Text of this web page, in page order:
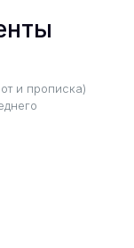
и прописка)